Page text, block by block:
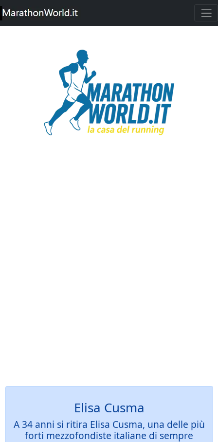
Elisa Cusma
A 34 anni si ritira Elisa Cusma, una delle più
forti mezzofondiste italiane di sempre